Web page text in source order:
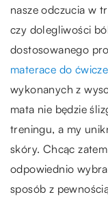
nasze odczucia w
czy dolegliwości
dostosowanego
materace do
wykonanych z
mata nie będzie
treningu, a my
skóry. Chcąc
odpowiednio
sposób z